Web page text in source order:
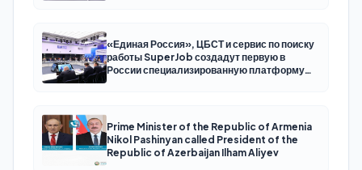
«Единая Россия», ЦБСТ и сервис по поиску
работы SuperJob создадут первую в
России специализированную платформу
Prime Minister of the Republic of Armenia
Nikol Pashinyan called President of the
Republic of Azerbaijan Ilham Aliyev